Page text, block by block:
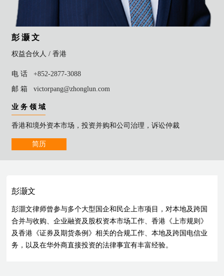
彭 灏 文
权益合伙人 /香港
电 话
+852-2877-3088
邮 箱
victorpang@zhonglun.com
业 务 领 域
香港和境外资本市场，投资并购和公司治理，诉讼仲裁
简历
彭灏文
彭灝文律师曾参与多个大型国企和民企上市项目，对本地及跨国
合并与收购、企业融资及股权资本市场工作、香港《上市规则》
及香港《证券及期货条例》相关的合规工作、本地及跨国电信业
务，以及在华外商直接投资的法律事宜有丰富经验。